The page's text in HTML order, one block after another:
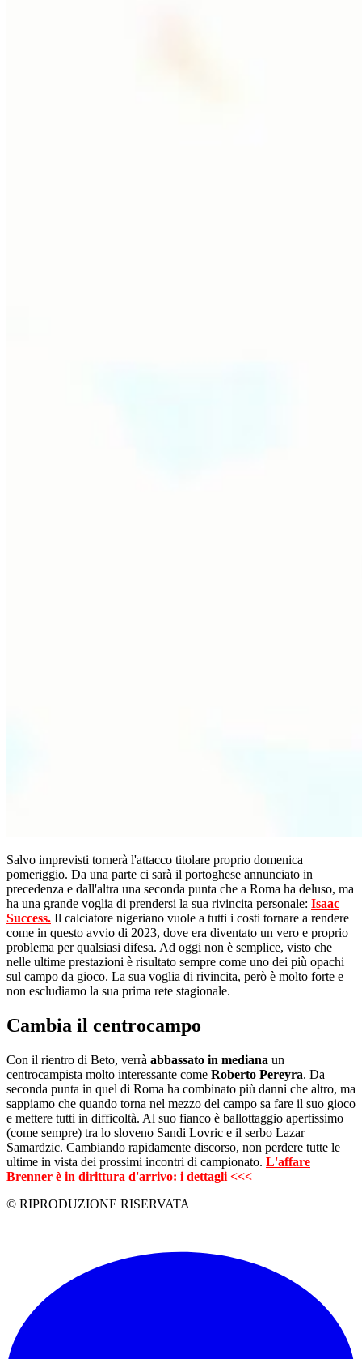
Salvo imprevisti tornerà l'attacco titolare proprio domenica
pomeriggio. Da una parte ci sarà il portoghese annunciato in
precedenza e dall'altra una seconda punta che a Roma ha deluso, ma
ha una grande voglia di prendersi la sua rivincita personale: Isaac
Success. Il calciatore nigeriano vuole a tutti i costi tornare a rendere
come in questo avvio di 2023, dove era diventato un vero e proprio
problema per qualsiasi difesa. Ad oggi non è semplice, visto che
nelle ultime prestazioni è risultato sempre come uno dei più opachi
sul campo da gioco. La sua voglia di rivincita, però è molto forte e
non escludiamo la sua prima rete stagionale.
Cambia il centrocampo
Con il rientro di Beto, verrà abbassato in mediana un
centrocampista molto interessante come Roberto Pereyra. Da
seconda punta in quel di Roma ha combinato più danni che altro, ma
sappiamo che quando torna nel mezzo del campo sa fare il suo gioco
e mettere tutti in difficoltà. Al suo fianco è ballottaggio apertissimo
(come sempre) tra lo sloveno Sandi Lovric e il serbo Lazar
Samardzic. Cambiando rapidamente discorso, non perdere tutte le
ultime in vista dei prossimi incontri di campionato. L'affare
Brenner è in dirittura d'arrivo: i dettagli <<<
© RIPRODUZIONE RISERVATA